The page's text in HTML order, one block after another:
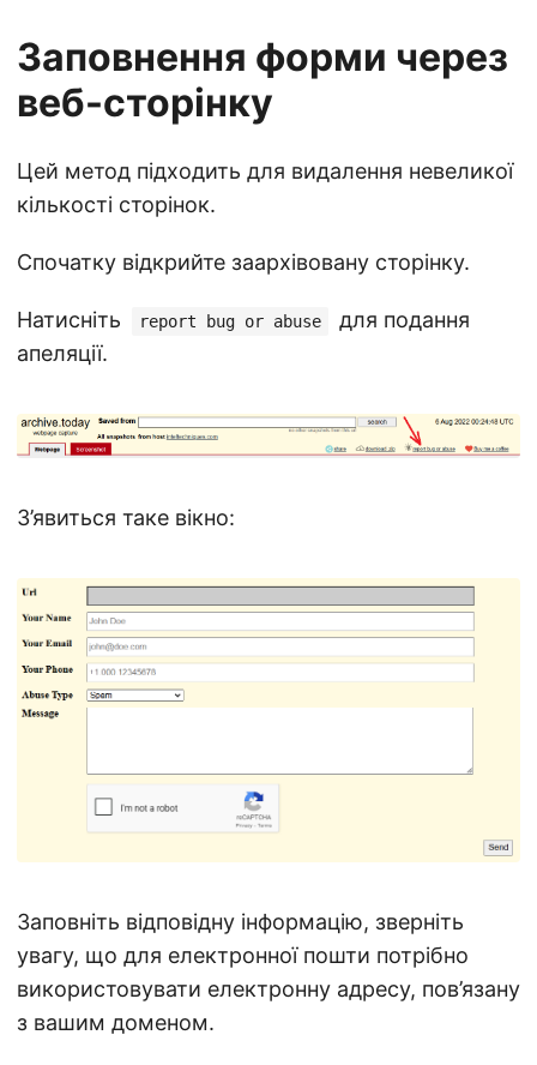
Заповнення форми через
веб-сторінку
Цей метод підходить для видалення невеликої
кількості сторінок.
Спочатку відкрийте заархівовану сторінку.
Натисніть report bug or abuse
для подання
апеляції.
З’явиться таке вікно:
Заповніть відповідну інформацію, зверніть
увагу, що для електронної пошти потрібно
використовувати електронну адресу, пов’язану
з вашим доменом.